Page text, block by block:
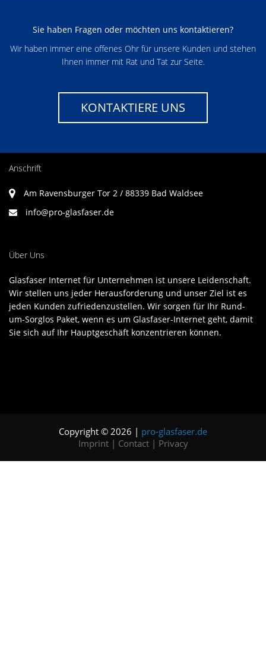
Sie haben Fragen oder möchten uns kontaktieren?
Wir haben immer eine offenes Ohr für unsere Kunden und stehen
Ihnen immer mit Rat und Tat zur Seite.
KONTAKTIERE UNS
Anschrift
Am Ravensburger Tor 2 / 88339 Bad Waldsee
info@pro-glasfaser.de
Über Uns
Glasfaser Internet für Unternehmen ist unsere Leidenschaft.
Wir stellen uns jeder Herausforderung und unser Ziel ist es
jeden Kunden zufriedenzustellen. Wir sorgen für Ihr Rund-
um-Sorglos Paket, wenn es um Glasfaser-Internet geht, damit
Sie sich auf Ihr Hauptgeschäft konzentrieren können.
Copyright © 2026 | pro-glasfaser.de
Imprint| Contact| Privacy